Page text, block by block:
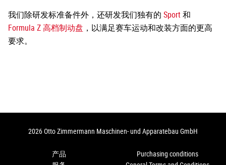
我们除研发标准备件外，还研发我们独有的 Sport和
Formula Z 高档制动盘 ，以满足赛车运动和改装方面的更高
要求。
2026 Otto Zimmermann Maschinen- und Apparatebau GmbH
产品
Purchasing conditions